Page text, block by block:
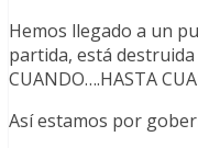
Hemos llegado a un
partida, está destruida
CUANDO….HASTA
Así estamos por